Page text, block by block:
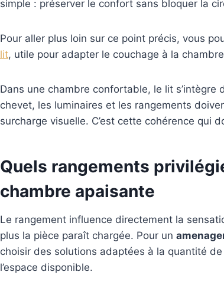
simple : préserver le confort sans bloquer la
Pour aller plus loin sur ce point précis, vous
lit, utile pour adapter le couchage à la
Dans une chambre confortable, le lit
chevet, les luminaires et les rangements
surcharge visuelle. C’est cette cohérence qui
Quels rangements
chambre apaisante
Le rangement influence directement la
plus la pièce paraît chargée. Pour un
choisir des solutions adaptées à la quantité
l’espace disponible.